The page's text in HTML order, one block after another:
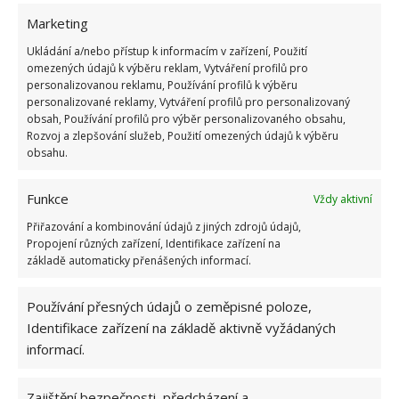
Marketing
Ukládání a/nebo přístup k informacím v zařízení, Použití
omezených údajů k výběru reklam, Vytváření profilů pro
personalizovanou reklamu, Používání profilů k výběru
personalizované reklamy, Vytváření profilů pro personalizovaný
obsah, Používání profilů pro výběr personalizovaného obsahu,
Rozvoj a zlepšování služeb, Použití omezených údajů k výběru
obsahu.
Funkce
Vždy aktivní
Přiřazování a kombinování údajů z jiných zdrojů údajů,
Propojení různých zařízení, Identifikace zařízení na
základě automaticky přenášených informací.
Používání přesných údajů o zeměpisné poloze,
Identifikace zařízení na základě aktivně vyžádaných
informací.
Odolný stojanový bazén
užít o něco více zábavy?
Starším dětem, ale i
dospělýmse budou líbitstojanové bazén v
pevnou stěnou.Dostupné jsou hlavně ve tvaru
bazénem je stabilnější,a tedy i
bezpečnější.Pozůstává z pevné konstrukce,
odolá velkému tlaku vody i bazénovým hrám více